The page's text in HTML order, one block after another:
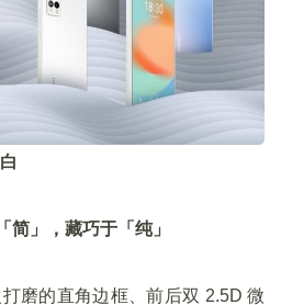
」，藏巧于「纯」
磨的直角边框、前后双 2.5D 微